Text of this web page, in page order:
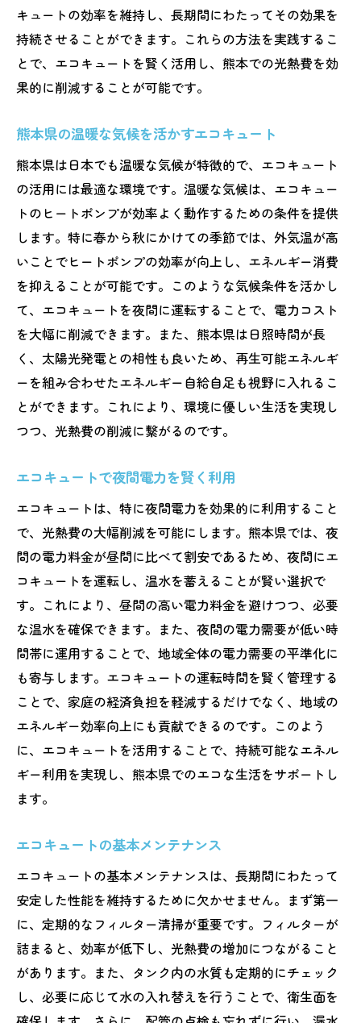
熊本でのエコライフにエコキュートを
エコ生活実現に役立つエコキュート
エコキュートと熊本のエコな暮らし
熊本のエコ生活を支えるエコキュート
熊本県での賢いエコキュートの選び方
熊本で選ぶべきエコキュートの特徴
エコキュート選びのポイントと注意点
熊本に最適なエコキュートの選び方
エコキュート選定で重要な要素とは
エコキュート比較で賢く選ぶ方法
お得なエコキュート選びで光熱費節約
エコキュートで光熱費大幅削減を目指す
エコキュートで光熱費を削減する秘訣
熊本で叶える光熱費節約のエコキュート
エコキュートがもたらす経済的効果
光熱費削減に役立つエコキュート戦略
大幅削減を目指すエコキュートの使い方
熊本県でのエコキュート活用術を解説
エコキュート活用の実践例を紹介
熊本でのエコキュート活用事例
エコキュートの具体的な活用方法
熊本でのエコキュート成功事例
エコキュート活用で生活がどう変わる
エコキュートを熊本で効果的に活用
キュートの効率を維持し、長期間にわたってその効果を
持続させることができます。これらの方法を実践するこ
とで、エコキュートを賢く活用し、熊本での光熱費を効
果的に削減することが可能です。
熊本県の温暖な気候を活かすエコキュート
熊本県は日本でも温暖な気候が特徴的で、エコキュート
の活用には最適な環境です。温暖な気候は、エコキュー
トのヒートポンプが効率よく動作するための条件を提供
します。特に春から秋にかけての季節では、外気温が高
いことでヒートポンプの効率が向上し、エネルギー消費
を抑えることが可能です。このような気候条件を活かし
て、エコキュートを夜間に運転することで、電力コスト
を大幅に削減できます。また、熊本県は日照時間が長
く、太陽光発電との相性も良いため、再生可能エネルギ
ーを組み合わせたエネルギー自給自足も視野に入れるこ
とができます。これにより、環境に優しい生活を実現し
つつ、光熱費の削減に繋がるのです。
エコキュートで夜間電力を賢く利用
エコキュートは、特に夜間電力を効果的に利用すること
で、光熱費の大幅削減を可能にします。熊本県では、夜
間の電力料金が昼間に比べて割安であるため、夜間にエ
コキュートを運転し、温水を蓄えることが賢い選択で
す。これにより、昼間の高い電力料金を避けつつ、必要
な温水を確保できます。また、夜間の電力需要が低い時
間帯に運用することで、地域全体の電力需要の平準化に
も寄与します。エコキュートの運転時間を賢く管理する
ことで、家庭の経済負担を軽減するだけでなく、地域の
エネルギー効率向上にも貢献できるのです。このよう
に、エコキュートを活用することで、持続可能なエネル
ギー利用を実現し、熊本県でのエコな生活をサポートし
ます。
エコキュートの基本メンテナンス
エコキュートの基本メンテナンスは、長期間にわたって
安定した性能を維持するために欠かせません。まず第一
に、定期的なフィルター清掃が重要です。フィルターが
詰まると、効率が低下し、光熱費の増加につながること
があります。また、タンク内の水質も定期的にチェック
し、必要に応じて水の入れ替えを行うことで、衛生面を